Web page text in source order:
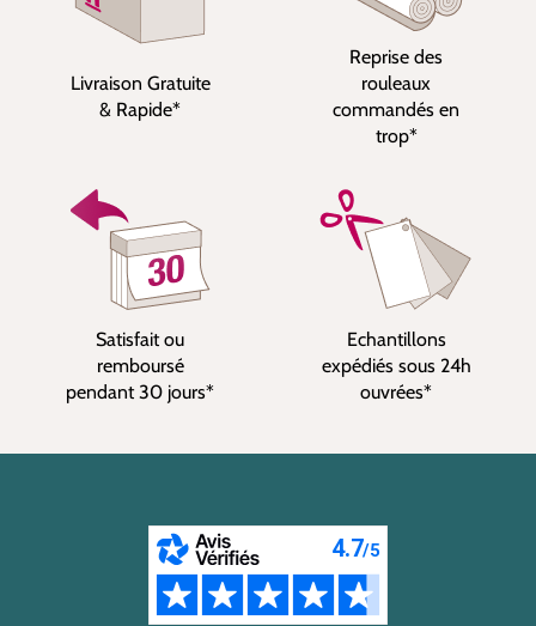
Livraison Gratuite
& Rapide*
Reprise des
rouleaux
commandés en
trop*
Satisfait ou
remboursé
pendant 30 jours*
Echantillons
expédiés sous 24h
ouvrées*